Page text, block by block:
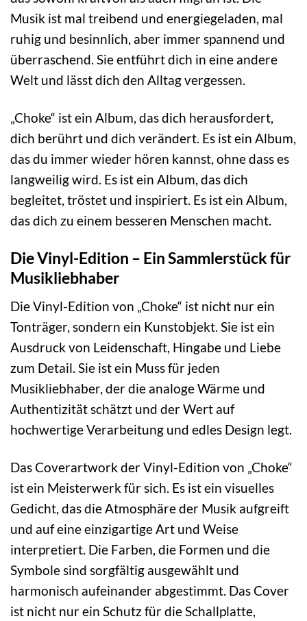
Musik ist mal treibend und energiegeladen, mal
ruhig und besinnlich, aber immer spannend und
überraschend. Sie entführt dich in eine andere
Welt und lässt dich den Alltag vergessen.
„Choke“ ist ein Album, das dich herausfordert,
dich berührt und dich verändert. Es ist ein Album,
das du immer wieder hören kannst, ohne dass es
langweilig wird. Es ist ein Album, das dich
begleitet, tröstet und inspiriert. Es ist ein Album,
das dich zu einem besseren Menschen macht.
Die Vinyl-Edition – Ein Sammlerstück für
Musikliebhaber
Die Vinyl-Edition von „Choke“ ist nicht nur ein
Tonträger, sondern ein Kunstobjekt. Sie ist ein
Ausdruck von Leidenschaft, Hingabe und Liebe
zum Detail. Sie ist ein Muss für jeden
Musikliebhaber, der die analoge Wärme und
Authentizität schätzt und der Wert auf
hochwertige Verarbeitung und edles Design legt.
Das Coverartwork der Vinyl-Edition von „Choke“
ist ein Meisterwerk für sich. Es ist ein visuelles
Gedicht, das die Atmosphäre der Musik aufgreift
und auf eine einzigartige Art und Weise
interpretiert. Die Farben, die Formen und die
Symbole sind sorgfältig ausgewählt und
harmonisch aufeinander abgestimmt. Das Cover
ist nicht nur ein Schutz für die Schallplatte,